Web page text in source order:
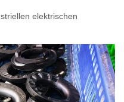
elektrischen